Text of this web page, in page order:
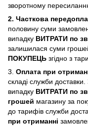
зворотному
2. Часткова
половину суми
випадку ВИТРАТИ по
залишилася суми
ПОКУПЕЦЬ згідно з
3. Оплата при
складі служби
випадку ВИТРАТИ по
грошей магазину за
до тарифів служби
при отриманні